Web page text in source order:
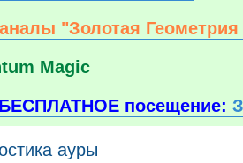
"Золотая
Magic
посещение:
ауры